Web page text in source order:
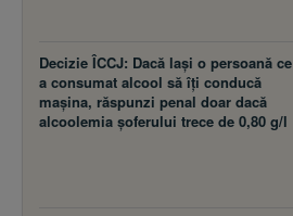
Decizie ÎCCJ: Dacă laşi o persoană ce
a consumat alcool să îţi conducă
maşina, răspunzi penal doar dacă
alcoolemia şoferului trece de 0,80 g/l